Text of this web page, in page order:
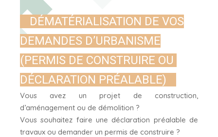
DÉMATÉRIALISATION DE VOS
DEMANDES D’URBANISME
(PERMIS DE CONSTRUIRE OU
DÉCLARATION PRÉALABLE)
Vous avez un projet de construction,
d’aménagement ou de démolition ?
Vous souhaitez faire une déclaration préalable de
travaux ou demander un permis de construire ?